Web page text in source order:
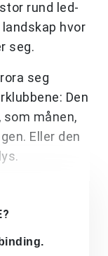
rund led-
hvor
seg.
seg
Den
månen,
Eller den